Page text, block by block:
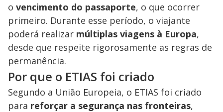
o vencimento do passaporte, o que ocorrer
primeiro. Durante esse período, o viajante
poderá realizar múltiplas viagens à Europa,
desde que respeite rigorosamente as regras de
permanência.
Por que o ETIAS foi criado
Segundo a União Europeia, o ETIAS foi criado
para reforçar a segurança nas fronteiras,